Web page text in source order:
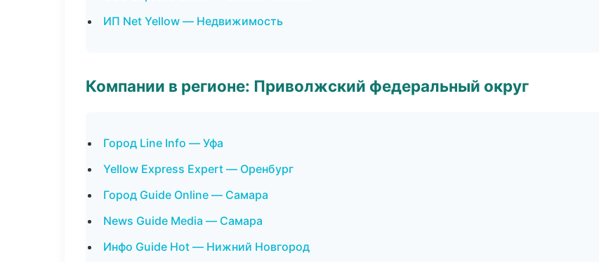
ИП Net Yellow — Недвижимость
Компании в регионе: Приволжский федеральный округ
Город Line Info — Уфа
Yellow Express Expert — Оренбург
Город Guide Online — Самара
News Guide Media — Самара
Инфо Guide Hot — Нижний Новгород